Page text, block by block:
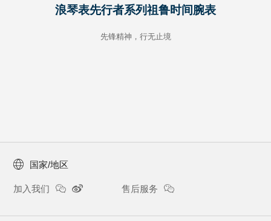
浪琴表先行者系列祖鲁时间腕表
先锋精神，行无止境
国家/地区
加入我们 售后服务